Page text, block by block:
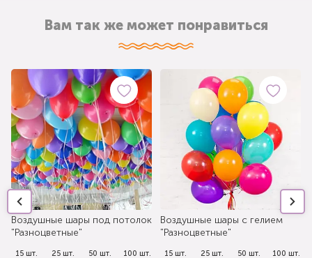
Вам так же может понравиться
Воздушные шары под потолок
"Разноцветные"
15 шт. 25 шт. 50 шт. 100 шт.
Воздушные шары с гелием
"Разноцветные"
15 шт. 25 шт. 50 шт. 100 шт.